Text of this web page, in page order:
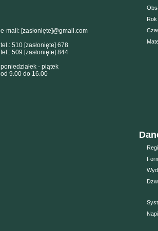
e-mail: [zasłonięte]@gmail.com
tel.: 510 [zasłonięte] 678
tel.: 509 [zasłonięte] 844
poniedziałek - piątek
od 9.00 do 16.00